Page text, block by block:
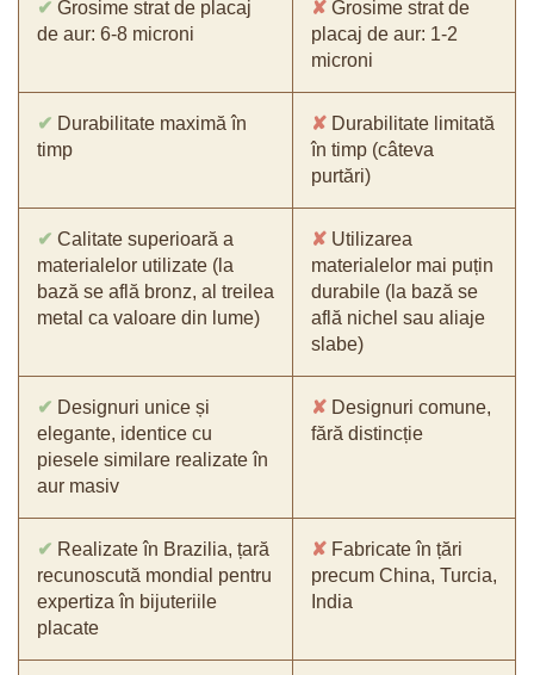
✔ Grosime strat de placaj
de aur: 6-8 microni
✘ Grosime strat de
placaj de aur: 1-2
microni
✔ Durabilitate maximă în
timp
✘ Durabilitate limitată
în timp (câteva
purtări)
✔ Calitate superioară a
materialelor utilizate (la
bază se află bronz, al treilea
metal ca valoare din lume)
✘ Utilizarea
materialelor mai puțin
durabile (la bază se
află nichel sau aliaje
slabe)
✔ Designuri unice și
elegante, identice cu
piesele similare realizate în
aur masiv
✘ Designuri comune,
fără distincție
✔ Realizate în Brazilia, țară
recunoscută mondial pentru
expertiza în bijuteriile
placate
✘ Fabricate în țări
precum China, Turcia,
India